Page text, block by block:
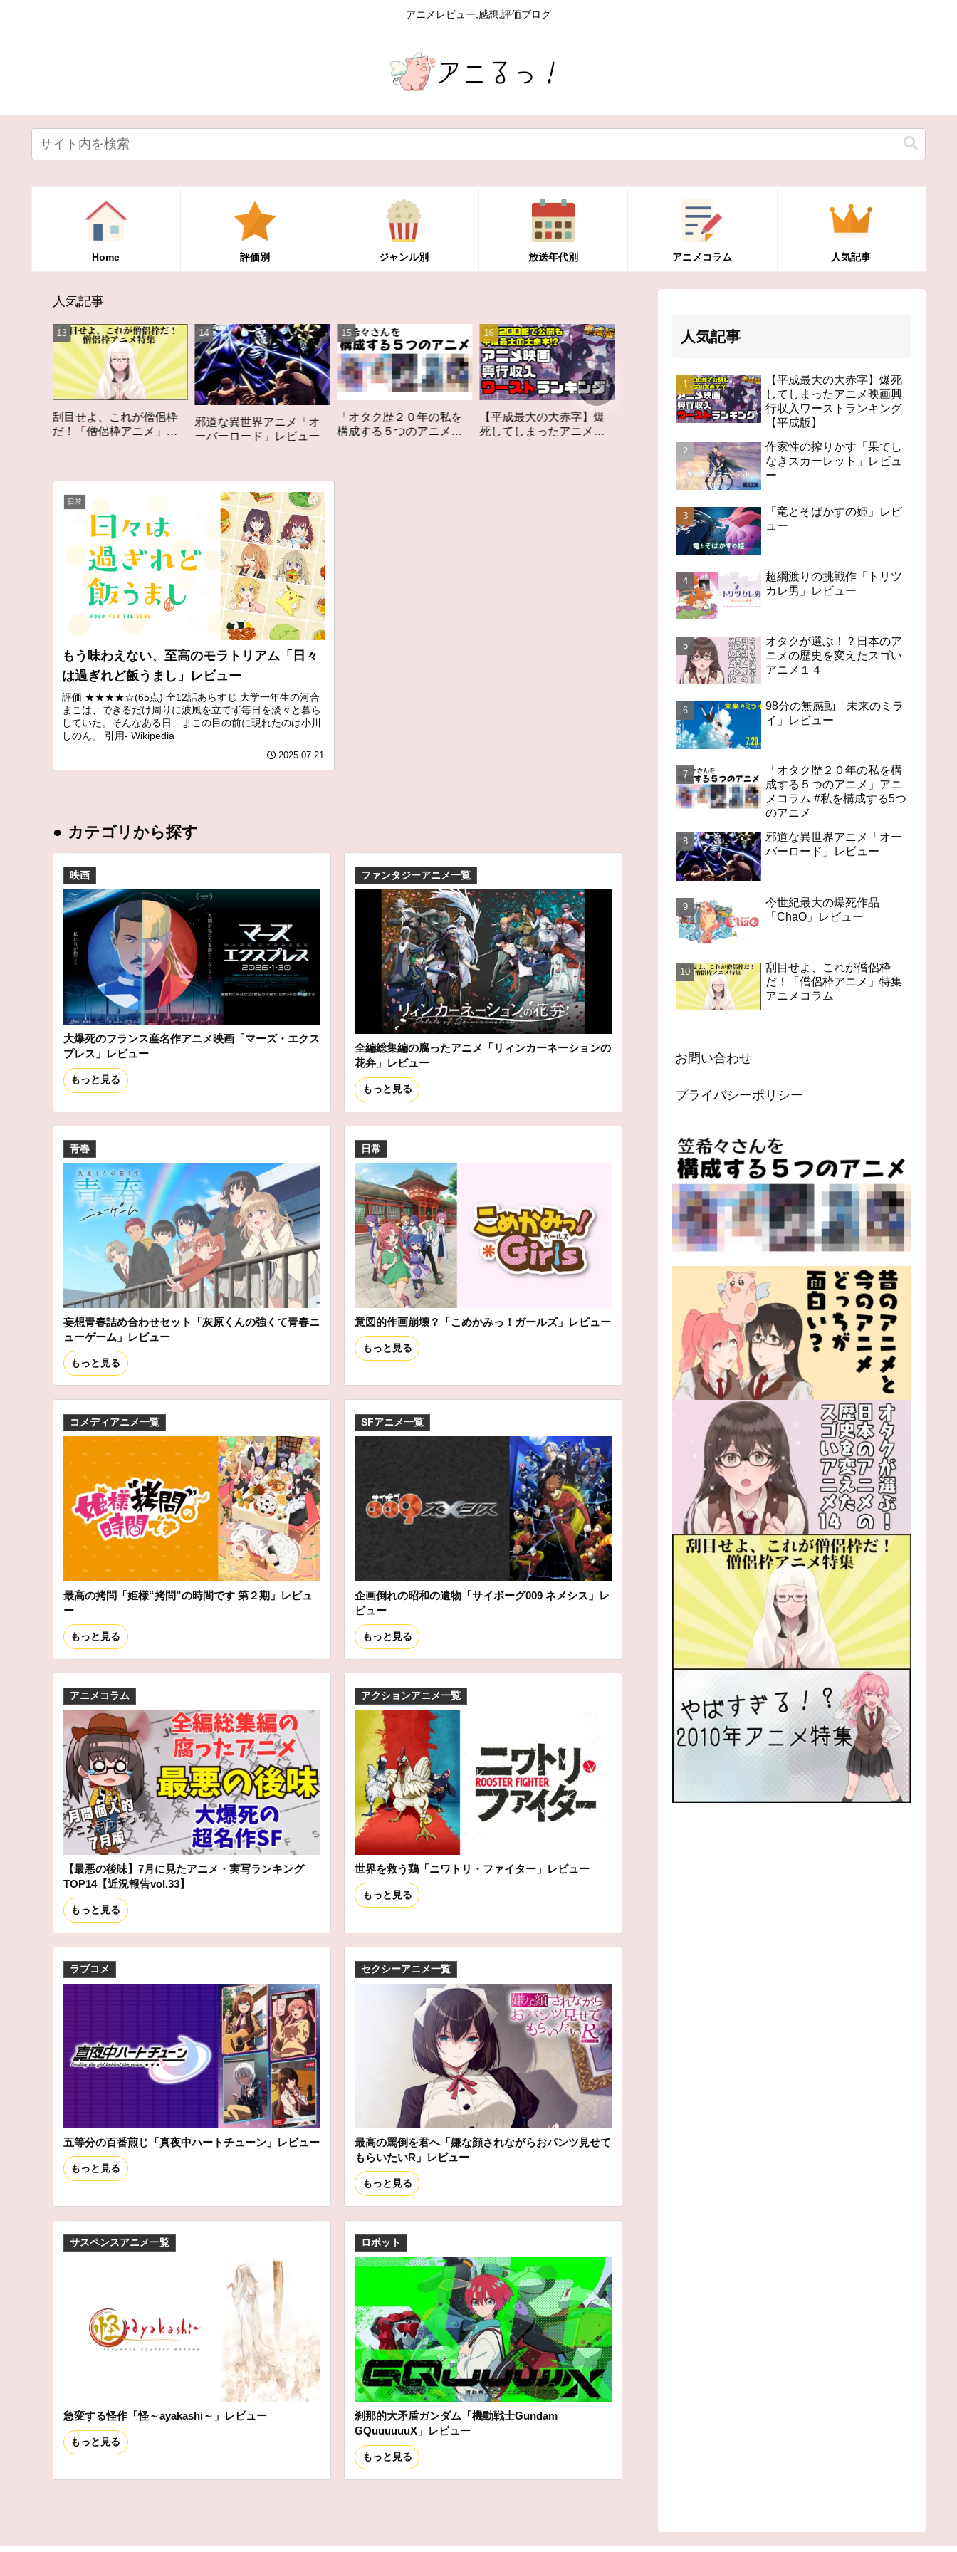
アニメレビュー,感想,評価ブログ
Home 評価別 ジャンル別 放送年代別 アニメコラム 人気記事
人気記事
邪道な異世界アニメ「オ
ーバーロード」レビュー
「オタク歴２０年の私を
構成する５つのアニメ」
アニメコラム #私を構成す
【平成最大の大赤字】爆
死してしまったアニメ映
作家性の搾りかす「果て
しなきスカーレット」レ
98分の無感動「未来のミ
ライ」レビュー
オタクが選ぶ！？日本の
アニメの歴史を変えたス
ゴいアニメ１４
日常
もう味わえない、至高のモラトリアム「日々
は過ぎれど飯うまし」レビュー
評価 ★★★★☆(65点) 全12話あらすじ 大学一年生の河合
まこは、できるだけ周りに波風を立てず毎日を淡々と暮ら
していた。そんなある日、まこの目の前に現れたのは小川
しのん。 引用- Wikipedia
2025.07.21
● カテゴリから探す
映画
大爆死のフランス産名作アニメ映画「マーズ・エクス
プレス」レビュー
もっと見る
ファンタジーアニメ一覧
全編総集編の腐ったアニメ「リィンカーネーションの
花弁」レビュー
もっと見る
青春
妄想青春詰め合わせセット「灰原くんの強くて青春ニ
ューゲーム」レビュー
もっと見る
日常
意図的作画崩壊？「こめかみっ！ガールズ」レビュー
もっと見る
コメディアニメ一覧
最高の拷問「姫様“拷問”の時間です 第２期」レビュ
ー
もっと見る
SFアニメ一覧
企画倒れの昭和の遺物「サイボーグ009 ネメシス」レ
ビュー
もっと見る
アニメコラム
【最悪の後味】7月に見たアニメ・実写ランキング
TOP14【近況報告vol.33】
もっと見る
アクションアニメ一覧
世界を救う鶏「ニワトリ・ファイター」レビュー
もっと見る
ラブコメ
五等分の百番煎じ「真夜中ハートチューン」レビュー
もっと見る
セクシーアニメ一覧
最高の罵倒を君へ「嫌な顔されながらおパンツ見せて
もらいたいR」レビュー
もっと見る
サスペンスアニメ一覧
急変する怪作「怪～ayakashi～」レビュー
もっと見る
ロボット
刹那的大矛盾ガンダム「機動戦士Gundam
GQuuuuuuX」レビュー
もっと見る
人気記事
【平成最大の大赤字】爆死
してしまったアニメ映画興
行収入ワーストランキング
【平成版】
作家性の搾りかす「果てし
なきスカーレット」レビュ
ー
「竜とそばかすの姫」レビ
ュー
超綱渡りの挑戦作「トリツ
カレ男」レビュー
オタクが選ぶ！？日本のア
ニメの歴史を変えたスゴい
アニメ１４
98分の無感動「未来のミラ
イ」レビュー
「オタク歴２０年の私を構
成する５つのアニメ」アニ
メコラム #私を構成する5つ
のアニメ
邪道な異世界アニメ「オー
バーロード」レビュー
今世紀最大の爆死作品
「ChaO」レビュー
刮目せよ、これが僧侶枠
だ！「僧侶枠アニメ」特集
アニメコラム
お問い合わせ
プライバシーポリシー